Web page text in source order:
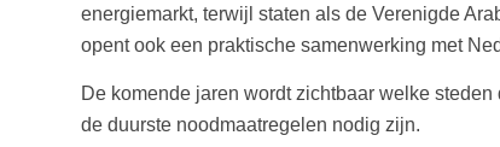
energiemarkt, terwijl staten als de Verenigde
opent ook een praktische samenwerking met
De komende jaren wordt zichtbaar welke
de duurste noodmaatregelen nodig zijn.